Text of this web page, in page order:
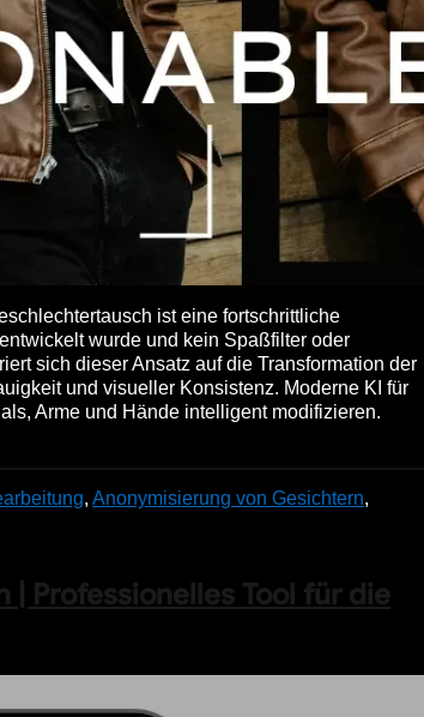
ist eine fortschrittliche
wurde und kein Spaßfilter oder
sich dieser Ansatz auf die Transformation der
und visueller Konsistenz. Moderne KI für
Arme und Hände intelligent modifizieren.
, Anonymisierung von Gesichtern,
Professionelles Tool für die